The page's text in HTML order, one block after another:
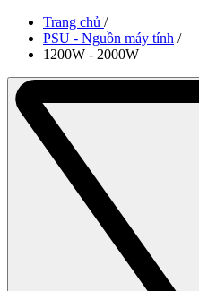
Trang chủ /
PSU - Nguồn máy tính /
1200W - 2000W